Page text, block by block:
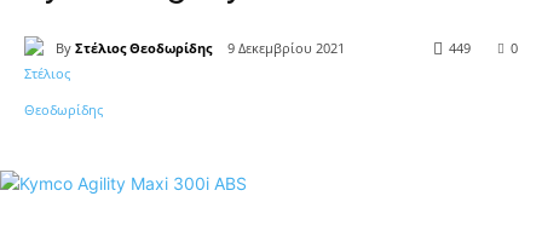
By Στέλιος Θεοδωρίδης 9 Δεκεμβρίου 2021 0
449